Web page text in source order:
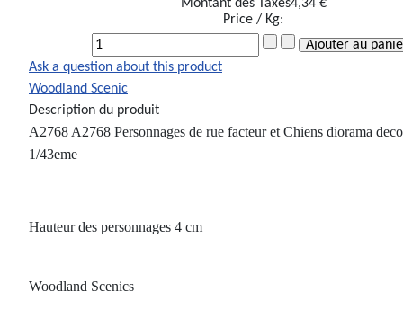
Montant des Taxes4,34 €
Price / Kg:
Ask a question about this product
Woodland Scenic
Description du produit
A2768 A2768 Personnages de rue facteur et Chiens diorama
1/43eme
Hauteur des personnages 4 cm
Woodland Scenics